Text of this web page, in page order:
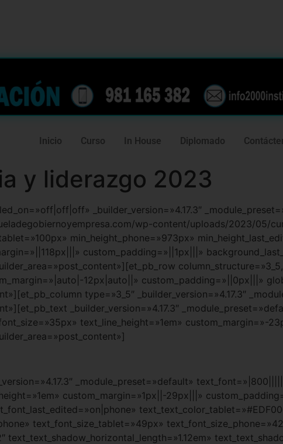
Inicio Curso In House Diplomado
y liderazgo 2023
_builder_version=»4.17.3″
wp-content/uploads/2023/05/
min_height_phone=»973px»
custom_padding=»||1px|||»
12px|auto||» custom_padding=»||0px|||»
type=»3_5″ _builder_version=»4.17.3″
_builder_version=»4.17.3″
text_line_height=»1em» custom_margin=»-
_module_preset=»default»
custom_margin=»1px||-29px|||»
text_font_size_tablet=»49px»
text_text_shadow_horizontal_length=»1.12em»